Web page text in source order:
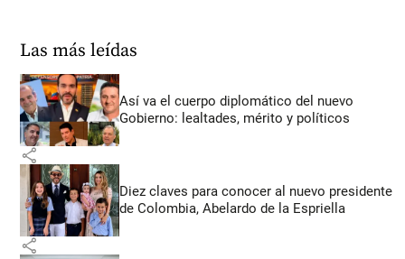
Las más leídas
Así va el cuerpo diplomático del nuevo
Gobierno: lealtades, mérito y políticos
share
Diez claves para conocer al nuevo presidente
de Colombia, Abelardo de la Espriella
share